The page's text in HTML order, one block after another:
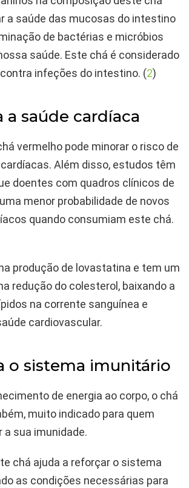
a saúde das mucosas do intestino
de bactérias e micróbios
saúde. Este chá é considerado
infeções do intestino. (2)
a saúde cardíaca
vermelho pode minorar o risco de
Além disso, estudos têm
doentes com quadros clínicos de
menor probabilidade de novos
quando consumiam este chá.
produção de lovastatina e tem um
redução do colesterol, baixando a
na corrente sanguínea e
cardiovascular.
o sistema imunitário
de energia ao corpo, o chá
muito indicado para quem
a sua imunidade.
chá ajuda a reforçar o sistema
as condições necessárias para